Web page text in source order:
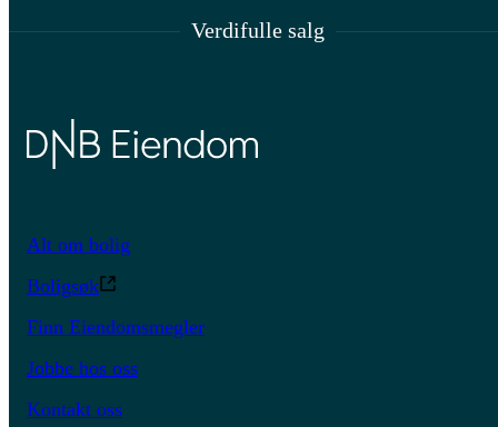
Verdifulle salg
Alt om bolig
Boligsøk
Finn Eiendomsmegler
Jobbe hos oss
Kontakt oss